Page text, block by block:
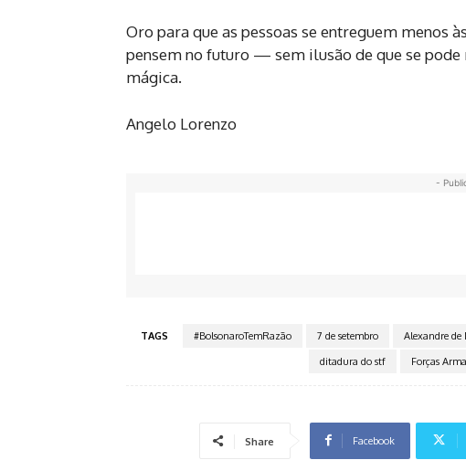
Oro para que as pessoas se entreguem menos
pensem no futuro — sem ilusão de que se
mágica.
Angelo Lorenzo
-
TAGS #BolsonaroTemRazão 7 de setembro Alexandre de
ditadura do stf
Forças
Share Facebook